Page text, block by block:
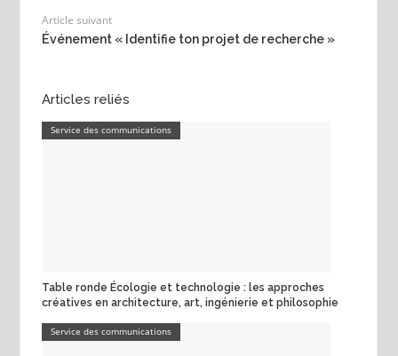
Article suivant
Événement « Identifie ton projet de recherche »
Articles reliés
Service des communications
Table ronde Écologie et technologie : les approches
créatives en architecture, art, ingénierie et philosophie
Service des communications